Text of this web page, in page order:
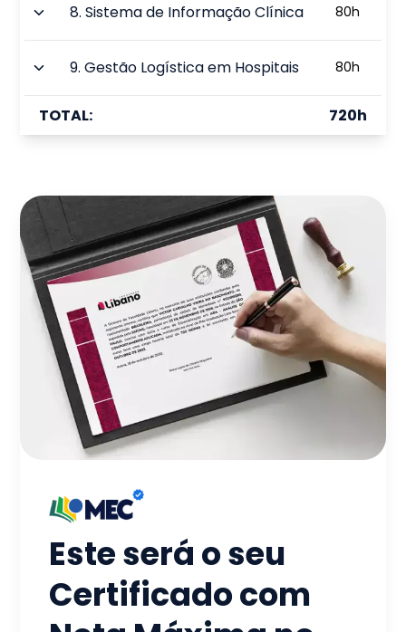
8.Sistema de Informação Clínica 80h
9.Gestão Logística em Hospitais 80h
TOTAL: 720h
Este será o seu
Certificado com